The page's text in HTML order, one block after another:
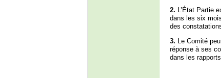
2. L’État Partie
dans les six
des
3. Le Comité
réponse à ses
dans les